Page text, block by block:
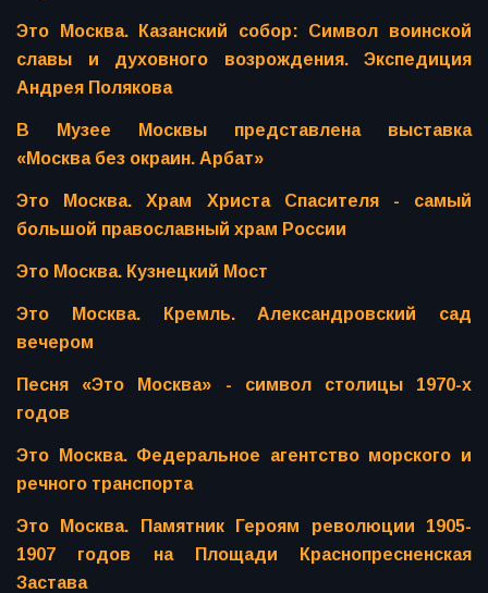
Это Москва. Казанский собор: Символ воинской
славы и духовного возрождения. Экспедиция
Андрея Полякова
В Музее Москвы представлена выставка
«Москва без окраин. Арбат»
Это Москва. Храм Христа Спасителя - самый
большой православный храм России
Это Москва. Кузнецкий Мост
Это Москва. Кремль. Александровский сад
вечером
Песня «Это Москва» - символ столицы 1970-х
годов
Это Москва. Федеральное агентство морского и
речного транспорта
Это Москва. Памятник Героям революции 1905-
1907 годов на Площади Краснопресненская
Застава